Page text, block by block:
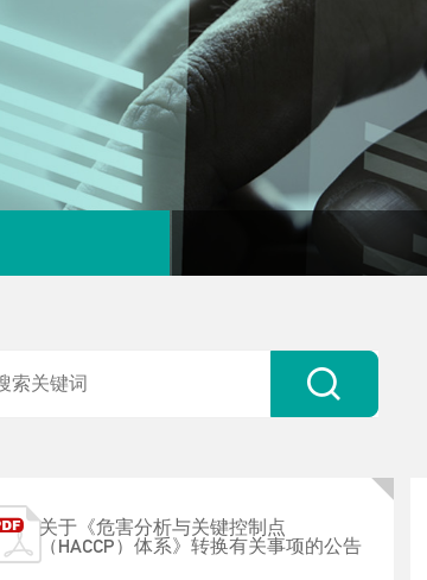
关于《危害分析与关键控制点
（HACCP）体系》转换有关事项的公告